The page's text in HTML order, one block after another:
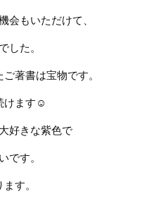
会もいただけて、
した。
著書は宝物です。
けます ☺️
好きな紫色で
です。
す。